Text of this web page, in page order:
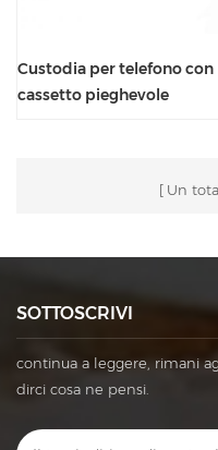
Custodia per telefono con
cassetto pieghevole
Un
SOTTOSCRIVI
continua a leggere, rimani
dirci cosa ne pensi.